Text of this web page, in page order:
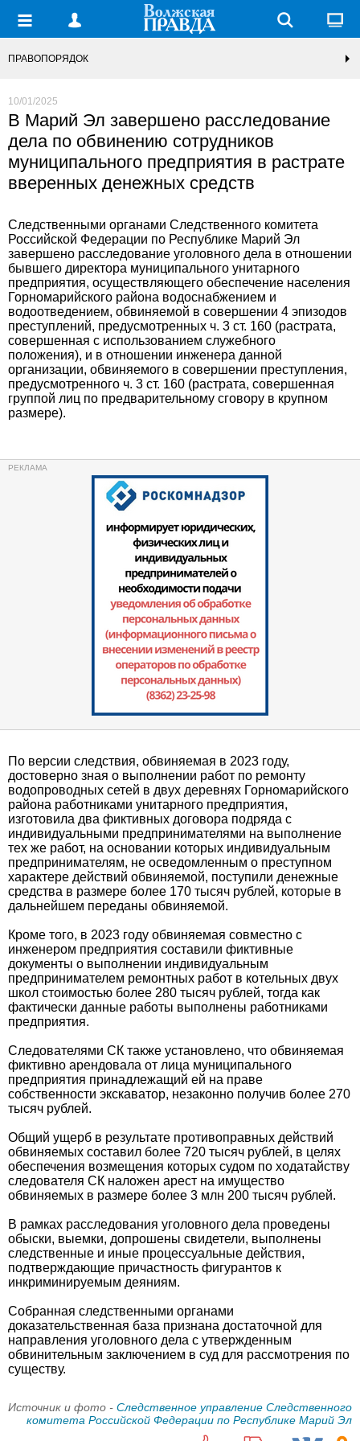
ПРАВОПОРЯДОК
10/01/2025
В Марий Эл завершено расследование
дела по обвинению сотрудников
муниципального предприятия в растрате
вверенных денежных средств
Следственными органами Следственного комитета
Российской Федерации по Республике Марий Эл
завершено расследование уголовного дела в отношении
бывшего директора муниципального унитарного
предприятия, осуществляющего обеспечение населения
Горномарийского района водоснабжением и
водоотведением, обвиняемой в совершении 4 эпизодов
преступлений, предусмотренных ч. 3 ст. 160 (растрата,
совершенная с использованием служебного
положения), и в отношении инженера данной
организации, обвиняемого в совершении преступления,
предусмотренного ч. 3 ст. 160 (растрата, совершенная
группой лиц по предварительному сговору в крупном
размере).
По версии следствия, обвиняемая в 2023 году,
достоверно зная о выполнении работ по ремонту
водопроводных сетей в двух деревнях Горномарийского
района работниками унитарного предприятия,
изготовила два фиктивных договора подряда с
индивидуальными предпринимателями на выполнение
тех же работ, на основании которых индивидуальным
предпринимателям, не осведомленным о преступном
характере действий обвиняемой, поступили денежные
средства в размере более 170 тысяч рублей, которые в
дальнейшем переданы обвиняемой.
Кроме того, в 2023 году обвиняемая совместно с
инженером предприятия составили фиктивные
документы о выполнении индивидуальным
предпринимателем ремонтных работ в котельных двух
школ стоимостью более 280 тысяч рублей, тогда как
фактически данные работы выполнены работниками
предприятия.
Следователями СК также установлено, что обвиняемая
фиктивно арендовала от лица муниципального
предприятия принадлежащий ей на праве
собственности экскаватор, незаконно получив более 270
тысяч рублей.
Общий ущерб в результате противоправных действий
обвиняемых составил более 720 тысяч рублей, в целях
обеспечения возмещения которых судом по ходатайству
следователя СК наложен арест на имущество
обвиняемых в размере более 3 млн 200 тысяч рублей.
В рамках расследования уголовного дела проведены
обыски, выемки, допрошены свидетели, выполнены
следственные и иные процессуальные действия,
подтверждающие причастность фигурантов к
инкриминируемым деяниям.
Собранная следственными органами
доказательственная база признана достаточной для
направления уголовного дела с утвержденным
обвинительным заключением в суд для рассмотрения по
существу.
Источник и фото - Следственное управление Следственного
комитета Российской Федерации по Республике Марий Эл